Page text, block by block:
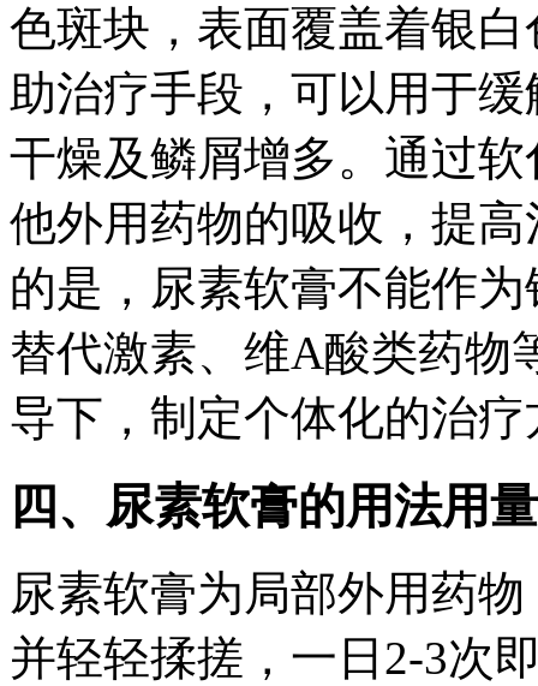
色斑块，表面覆盖着银
助治疗手段，可以用于
干燥及鳞屑增多。通过
他外用药物的吸收，提
的是，尿素软膏不能作
替代激素、维A酸类药物
导下，制定个体化的治疗
四、尿素软膏的用法用
尿素软膏为局部外用药
并轻轻揉搓，一日2-3次